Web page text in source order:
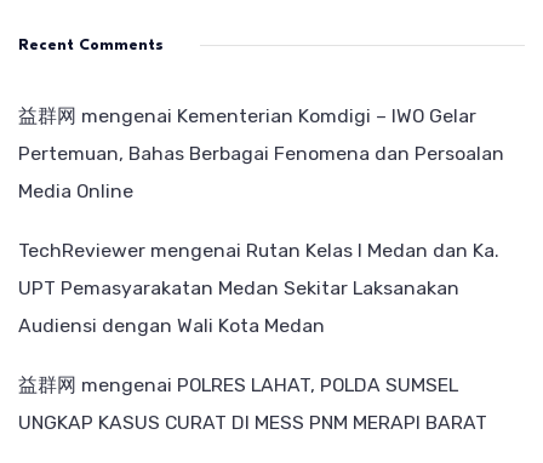
Recent Comments
益群网 mengenai Kementerian Komdigi – IWO Gelar
Pertemuan, Bahas Berbagai Fenomena dan Persoalan
Media Online
TechReviewer mengenai Rutan Kelas I Medan dan Ka.
UPT Pemasyarakatan Medan Sekitar Laksanakan
Audiensi dengan Wali Kota Medan
益群网 mengenai POLRES LAHAT, POLDA SUMSEL
UNGKAP KASUS CURAT DI MESS PNM MERAPI BARAT